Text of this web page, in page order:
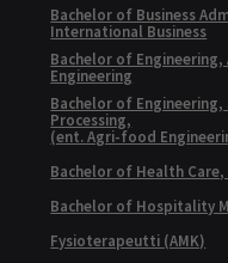
Bachelor of Business
International Business
Bachelor of
Engineering
Bachelor of
Processing,
(ent. Agri-food
Bachelor of Health Care,
Bachelor of Hospitality
Fysioterapeutti (AMK)